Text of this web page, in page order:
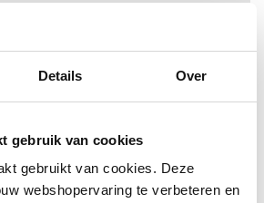
Details Over
gebruik van cookies
gebruikt van cookies. Deze
webshopervaring te verbeteren en
aandacht
Bestel snel
incl. BTW:
€ 47,80